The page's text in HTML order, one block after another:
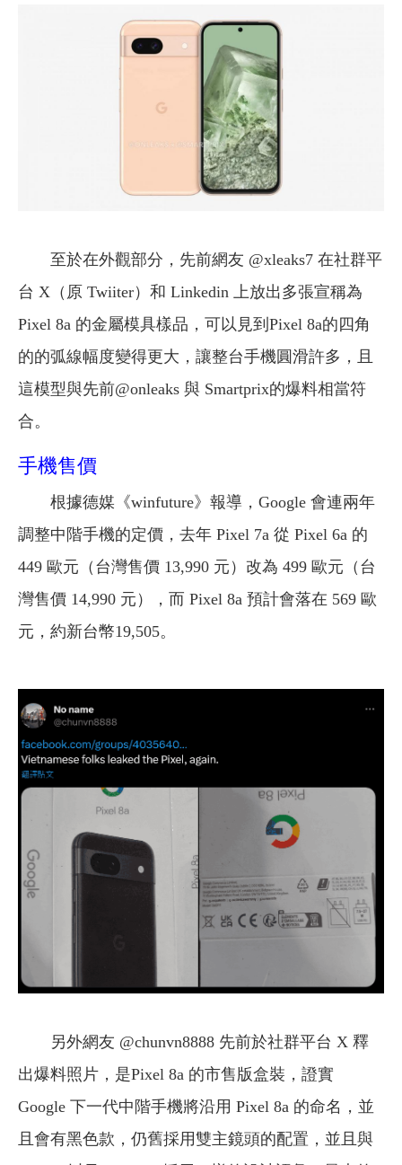
至於在外觀部分，先前網友 @xleaks7 在社群平
台 X（原 Twiiter）和 Linkedin 上放出多張宣稱為
Pixel 8a 的金屬模具樣品，可以見到Pixel 8a的四角
的的弧線幅度變得更大，讓整台手機圓滑許多，且
這模型與先前@onleaks 與 Smartprix的爆料相當符
合。
手機售價
根據德媒《winfuture》報導，Google 會連兩年
調整中階手機的定價，去年 Pixel 7a 從 Pixel 6a 的
449 歐元（台灣售價 13,990 元）改為 499 歐元（台
灣售價 14,990 元），而 Pixel 8a 預計會落在 569 歐
元，約新台幣19,505。
另外網友 @chunvn8888 先前於社群平台 X 釋
出爆料照片，是Pixel 8a 的市售版盒裝，證實
Google 下一代中階手機將沿用 Pixel 8a 的命名，並
且會有黑色款，仍舊採用雙主鏡頭的配置，並且與